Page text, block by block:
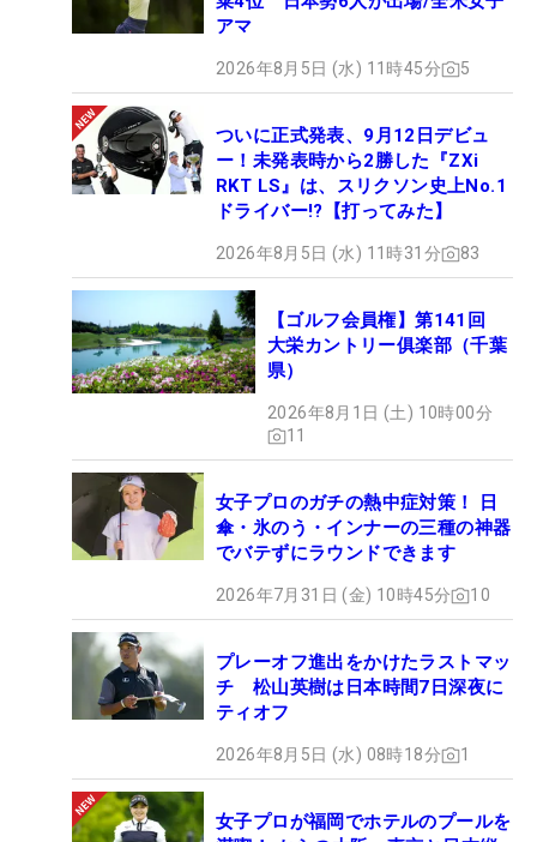
アマ
2026年8月5日 (水) 11時45分 5
ついに正式発表、9月12日デビュ
ー！未発表時から2勝した『ZXi
RKT LS』は、スリクソン史上No.1
ドライバー!?【打ってみた】
2026年8月5日 (水) 11時31分 83
【ゴルフ会員権】第141回
大栄カントリー俱楽部（千葉
県）
2026年8月1日 (土) 10時00分
11
女子プロのガチの熱中症対策！ 日
傘・氷のう・インナーの三種の神器
でバテずにラウンドできます
2026年7月31日 (金) 10時45分 10
プレーオフ進出をかけたラストマッ
チ 松山英樹は日本時間7日深夜に
ティオフ
2026年8月5日 (水) 08時18分 1
女子プロが福岡でホテルのプールを